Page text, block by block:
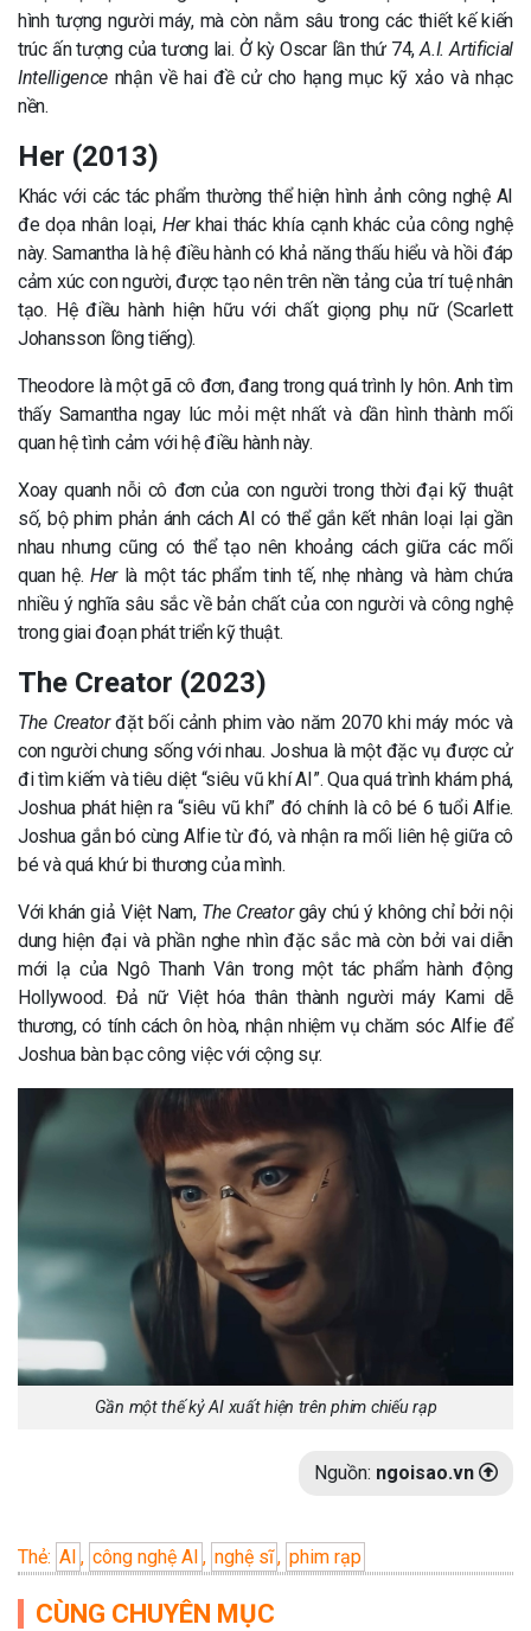
hình tượng người máy, mà còn nằm sâu trong các thiết kế kiến
trúc ấn tượng của tương lai. Ở kỳ Oscar lần thứ 74,A.I. Artificial
Intelligence nhận về hai đề cử cho hạng mục kỹ xảo và nhạc
nền.
Her (2013)
Khác với các tác phẩm thường thể hiện hình ảnh công nghệ AI
đe dọa nhân loại, Herkhai thác khía cạnh khác của công nghệ
này. Samantha là hệ điều hành có khả năng thấu hiểu và hồi đáp
cảm xúc con người, được tạo nên trên nền tảng của trí tuệ nhân
tạo. Hệ điều hành hiện hữu với chất giọng phụ nữ (Scarlett
Johansson lồng tiếng).
Theodore là một gã cô đơn, đang trong quá trình ly hôn. Anh tìm
thấy Samantha ngay lúc mỏi mệt nhất và dần hình thành mối
quan hệ tình cảm với hệ điều hành này.
Xoay quanh nỗi cô đơn của con người trong thời đại kỹ thuật
số, bộ phim phản ánh cách AI có thể gắn kết nhân loại lại gần
nhau nhưng cũng có thể tạo nên khoảng cách giữa các mối
quan hệ. Herlà một tác phẩm tinh tế, nhẹ nhàng và hàm chứa
nhiều ý nghĩa sâu sắc về bản chất của con người và công nghệ
trong giai đoạn phát triển kỹ thuật.
The Creator (2023)
The Creatorđặt bối cảnh phim vào năm 2070 khi máy móc và
con người chung sống với nhau. Joshua là một đặc vụ được cử
đi tìm kiếm và tiêu diệt “siêu vũ khí AI”. Qua quá trình khám phá,
Joshua phát hiện ra “siêu vũ khí” đó chính là cô bé 6 tuổi Alfie.
Joshua gắn bó cùng Alfie từ đó, và nhận ra mối liên hệ giữa cô
bé và quá khứ bi thương của mình.
Với khán giả Việt Nam, The Creatorgây chú ý không chỉ bởi nội
dung hiện đại và phần nghe nhìn đặc sắc mà còn bởi vai diễn
mới lạ của Ngô Thanh Vân trong một tác phẩm hành động
Hollywood. Đả nữ Việt hóa thân thành người máy Kami dễ
thương, có tính cách ôn hòa, nhận nhiệm vụ chăm sóc Alfie để
Joshua bàn bạc công việc với cộng sự.
Gần một thế kỷ AI xuất hiện trên phim chiếu rạp
Nguồn: ngoisao.vn
Thẻ: AI , công nghệ AI , nghệ sĩ, phim rạp
CÙNG CHUYÊN MỤC